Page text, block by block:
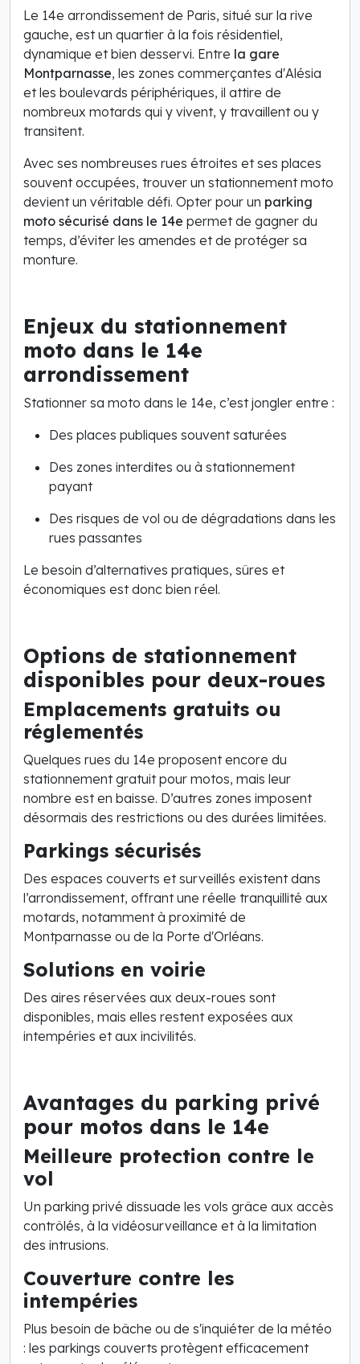
Le 14e arrondissement de Paris, situé sur la rive
gauche, est un quartier à la fois résidentiel,
dynamique et bien desservi. Entre la gare
Montparnasse, les zones commerçantes d'Alésia
et les boulevards périphériques, il attire de
nombreux motards qui y vivent, y travaillent ou y
transitent.
Avec ses nombreuses rues étroites et ses places
souvent occupées, trouver un stationnement moto
devient un véritable défi. Opter pour un parking
moto sécurisé dans le 14e permet de gagner du
temps, d’éviter les amendes et de protéger sa
monture.
Enjeux du stationnement
moto dans le 14e
arrondissement
Stationner sa moto dans le 14e, c’est jongler entre :
Des places publiques souvent saturées
Des zones interdites ou à stationnement
payant
Des risques de vol ou de dégradations dans les
rues passantes
Le besoin d’alternatives pratiques, sûres et
économiques est donc bien réel.
Options de stationnement
disponibles pour deux-roues
Emplacements gratuits ou
réglementés
Quelques rues du 14e proposent encore du
stationnement gratuit pour motos, mais leur
nombre est en baisse. D’autres zones imposent
désormais des restrictions ou des durées limitées.
Parkings sécurisés
Des espaces couverts et surveillés existent dans
l’arrondissement, offrant une réelle tranquillité aux
motards, notamment à proximité de
Montparnasse ou de la Porte d'Orléans.
Solutions en voirie
Des aires réservées aux deux-roues sont
disponibles, mais elles restent exposées aux
intempéries et aux incivilités.
Avantages du parking privé
pour motos dans le 14e
Meilleure protection contre le
vol
Un parking privé dissuade les vols grâce aux accès
contrôlés, à la vidéosurveillance et à la limitation
des intrusions.
Couverture contre les
intempéries
Plus besoin de bâche ou de s'inquiéter de la météo
: les parkings couverts protègent efficacement